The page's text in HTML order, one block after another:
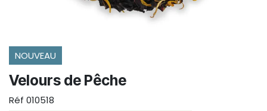
NOUVEAU
Velours de Pêche
Réf 010518